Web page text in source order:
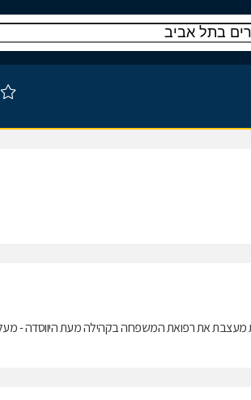
מעניקה שירותים רפואיים ליותר מ-4 מיליון לקוחות. כללית מעצבת את רפואת המשפחה בקהילה מעת היווסדה -